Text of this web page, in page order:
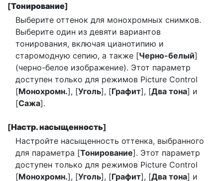
[Тонирование]
Выберите оттенок для монохромных снимков.
Выберите один из девяти вариантов
тонирования, включая цианотипию и
старомодную сепию, а также [Черно-белый]
(черно-белое изображение). Этот параметр
доступен только для режимов Picture Control
[Монохромн.], [Уголь], [Графит], [Два тона] и
[Сажа].
[Настр. насыщенность]
Настройте насыщенность оттенка, выбранного
для параметра [Тонирование]. Этот параметр
доступен только для режимов Picture Control
[Монохромн.], [Уголь], [Графит], [Два тона] и